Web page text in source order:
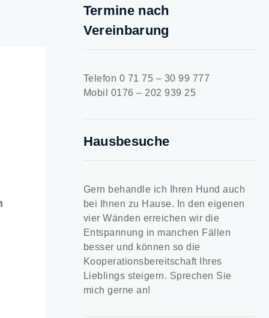
Termine nach
Vereinbarung
Telefon 0 71 75 – 30 99 777
Mobil 0176 – 202 939 25
Hausbesuche
Gern behandle ich Ihren Hund auch
bei Ihnen zu Hause. In den eigenen
vier Wänden erreichen wir die
Entspannung in manchen Fällen
besser und können so die
Kooperationsbereitschaft Ihres
Lieblings steigern. Sprechen Sie
mich gerne an!